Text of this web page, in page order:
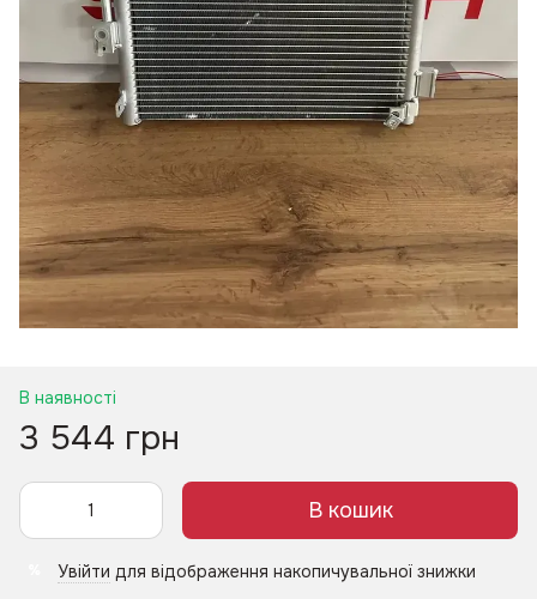
В наявності
3 544 грн
В кошик
Увійти для відображення накопичувальної знижки